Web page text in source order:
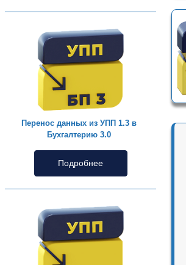
Перенос данных из УПП 1.3 в
Бухгалтерию 3.0
Подробнее